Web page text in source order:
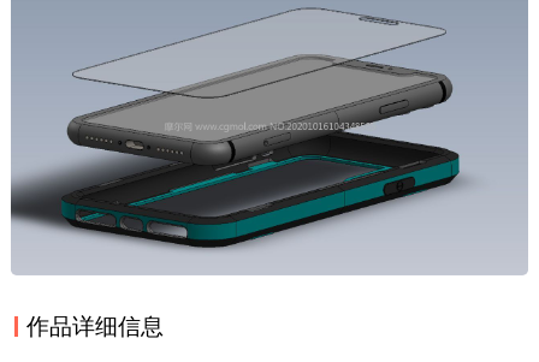
作品详细信息